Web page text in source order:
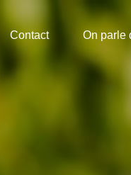
Contact On parle